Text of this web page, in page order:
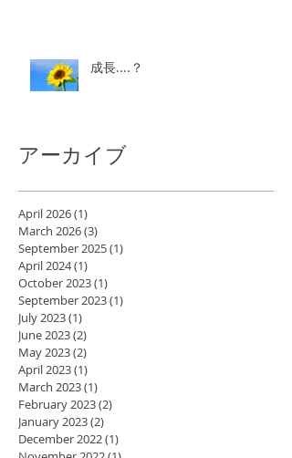
成長....？
アーカイブ
April 2026(1)
March 2026(3)
September 2025(1)
April 2024(1)
October 2023(1)
September 2023(1)
July 2023(1)
June 2023(2)
May 2023(2)
April 2023(1)
March 2023(1)
February 2023(2)
January 2023(2)
December 2022(1)